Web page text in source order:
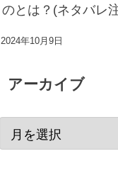
のとは？(ネタバレ
2024年10月9日
アーカイブ